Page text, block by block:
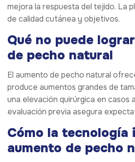
mejora la respuesta del tejido. La
de calidad cutánea y objetivos.
Qué no puede
de pecho natural
El aumento de pecho natural
produce aumentos grandes de
una elevación quirúrgica en casos
evaluación previa asegura
Cómo la tecnología
aumento de pecho